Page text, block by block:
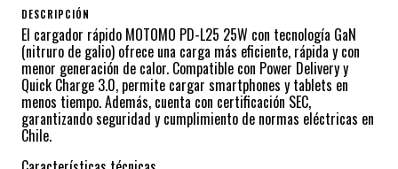
DESCRIPCIÓN
El cargador rápido MOTOMO PD-L25 25W con tecnología GaN
(nitruro de galio) ofrece una carga más eficiente, rápida y con
menor generación de calor. Compatible con Power Delivery y
Quick Charge 3.0, permite cargar smartphones y tablets en
menos tiempo. Además, cuenta con certificación SEC,
garantizando seguridad y cumplimiento de normas eléctricas en
Chile.